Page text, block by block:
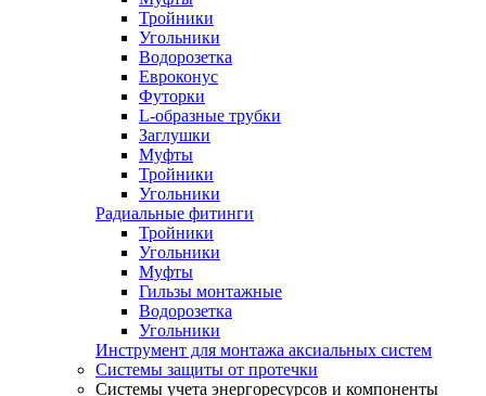
Тройники
Угольники
Водорозетка
Евроконус
Футорки
L-образные трубки
Заглушки
Муфты
Тройники
Угольники
Радиальные фитинги
Тройники
Угольники
Муфты
Гильзы монтажные
Водорозетка
Угольники
Инструмент для монтажа аксиальных систем
Системы защиты от протечки
Системы учета энергоресурсов и компоненты